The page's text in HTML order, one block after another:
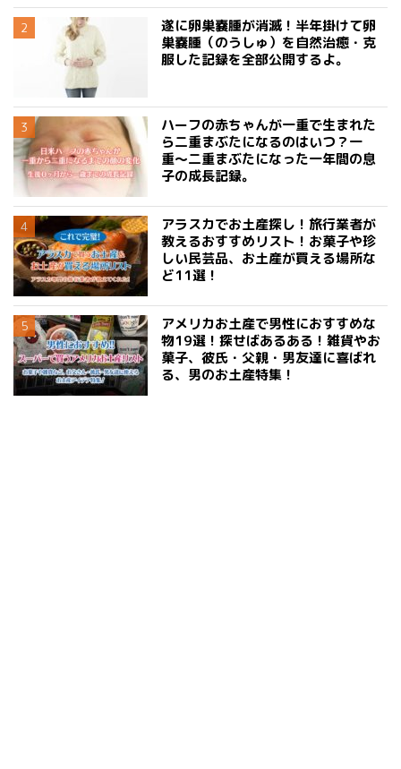
遂に卵巣嚢腫が消滅！半年掛けて卵
巣嚢腫（のうしゅ）を自然治癒・克
服した記録を全部公開するよ。
ハーフの赤ちゃんが一重で生まれた
ら二重まぶたになるのはいつ？一
重〜二重まぶたになった一年間の息
子の成長記録。
アラスカでお土産探し！旅行業者が
教えるおすすめリスト！お菓子や珍
しい民芸品、お土産が買える場所な
ど11選！
アメリカお土産で男性におすすめな
物19選！探せばあるある！雑貨やお
菓子、彼氏・父親・男友達に喜ばれ
る、男のお土産特集！